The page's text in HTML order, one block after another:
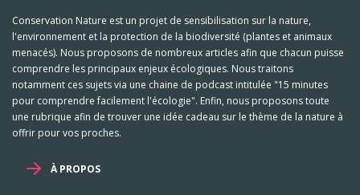
Conservation Nature est un projet de sensibilisation sur la nature,
l'environnement et la protection de la biodiversité (plantes et animaux
menacés). Nous proposons de nombreux articles afin que chacun puisse
comprendre les principaux enjeux écologiques. Nous traitons
notamment ces sujets via une chaine de podcast intitulée "15 minutes
pour comprendre facilement l'écologie". Enfin, nous proposons toute
une rubrique afin de trouver une idée cadeau sur le thème de la nature à
offrir pour vos proches.
À PROPOS